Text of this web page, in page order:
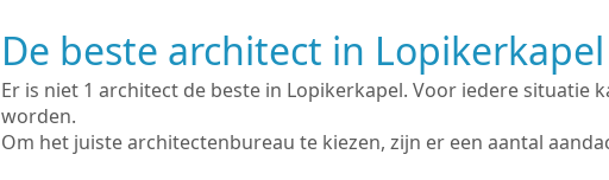
De beste architect in Lopikerkapel
Er is niet 1 architect de beste in Lopikerkapel. Voor iedere situatie
worden.
Om het juiste architectenbureau te kiezen, zijn er een aantal